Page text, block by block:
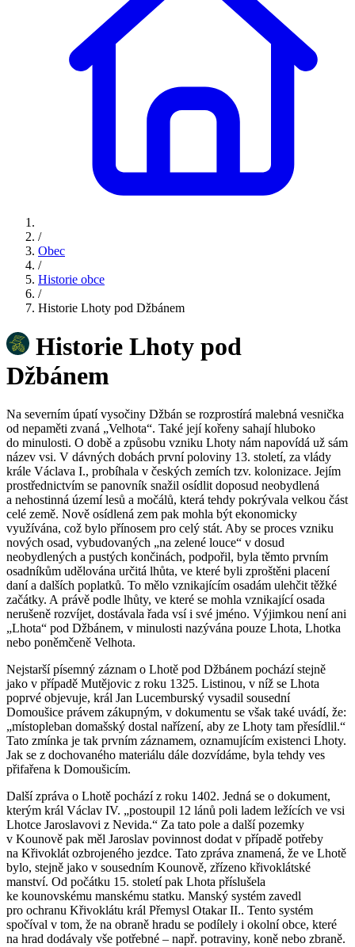
/
Obec
/
Historie obce
/
Historie Lhoty pod Džbánem
Historie Lhoty pod
Džbánem
Na severním úpatí vysočiny Džbán se rozprostírá malebná vesnička
od nepaměti zvaná „Velhota“. Také její kořeny sahají hluboko
do minulosti. O době a způsobu vzniku Lhoty nám napovídá už sám
název vsi. V dávných dobách první poloviny 13. století, za vlády
krále Václava I., probíhala v českých zemích tzv. kolonizace. Jejím
prostřednictvím se panovník snažil osídlit doposud neobydlená
a nehostinná území lesů a močálů, která tehdy pokrývala velkou část
celé země. Nově osídlená zem pak mohla být ekonomicky
využívána, což bylo přínosem pro celý stát. Aby se proces vzniku
nových osad, vybudovaných „na zelené louce“ v dosud
neobydlených a pustých končinách, podpořil, byla těmto prvním
osadníkům udělována určitá lhůta, ve které byli zproštěni placení
daní a dalších poplatků. To mělo vznikajícím osadám ulehčit těžké
začátky. A právě podle lhůty, ve které se mohla vznikající osada
nerušeně rozvíjet, dostávala řada vsí i své jméno. Výjimkou není ani
„Lhota“ pod Džbánem, v minulosti nazývána pouze Lhota, Lhotka
nebo poněmčeně Velhota.
Nejstarší písemný záznam o Lhotě pod Džbánem pochází stejně
jako v případě Mutějovic z roku 1325. Listinou, v níž se Lhota
poprvé objevuje, král Jan Lucemburský vysadil sousední
Domoušice právem zákupným, v dokumentu se však také uvádí, že:
„místopleban domašský dostal nařízení, aby ze Lhoty tam přesídlil.“
Tato zmínka je tak prvním záznamem, oznamujícím existenci Lhoty.
Jak se z dochovaného materiálu dále dozvídáme, byla tehdy ves
přifařena k Domoušicím.
Další zpráva o Lhotě pochází z roku 1402. Jedná se o dokument,
kterým král Václav IV. „postoupil 12 lánů poli ladem ležících ve vsi
Lhotce Jaroslavovi z Nevida.“ Za tato pole a další pozemky
v Kounově pak měl Jaroslav povinnost dodat v případě potřeby
na Křivoklát ozbrojeného jezdce. Tato zpráva znamená, že ve Lhotě
bylo, stejně jako v sousedním Kounově, zřízeno křivoklátské
manství. Od počátku 15. století pak Lhota příslušela
ke kounovskému manskému statku. Manský systém zavedl
pro ochranu Křivoklátu král Přemysl Otakar II.. Tento systém
spočíval v tom, že na obraně hradu se podílely i okolní obce, které
na hrad dodávaly vše potřebné – např. potraviny, koně nebo zbraně.